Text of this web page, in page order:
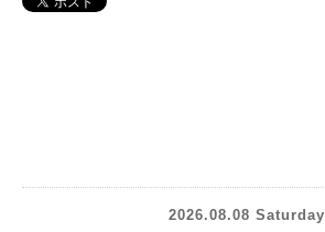
2026.08.08 Saturday